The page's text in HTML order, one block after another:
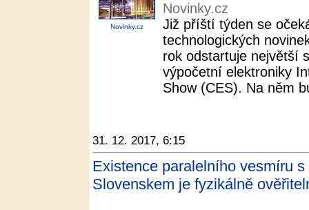
Novinky.cz
Novinky.cz
Již příští týden se
technologických
rok odstartuje největší
výpočetní elektroniky
Show (CES). Na něm
31. 12. 2017, 6:15
Existence paralelního vesmíru
Slovenskem je fyzikálně